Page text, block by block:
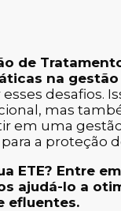
de
na gestão
desafios.
mas
em uma
a proteção
ETE? Entre
ajudá-lo a
efluentes.